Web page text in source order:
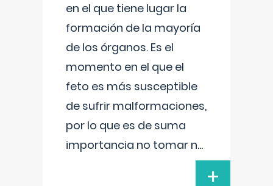
en el que tiene lugar la
formación de la mayoría
de los órganos. Es el
momento en el que el
feto es más susceptible
de sufrir malformaciones,
por lo que es de suma
importancia no tomar n...
+